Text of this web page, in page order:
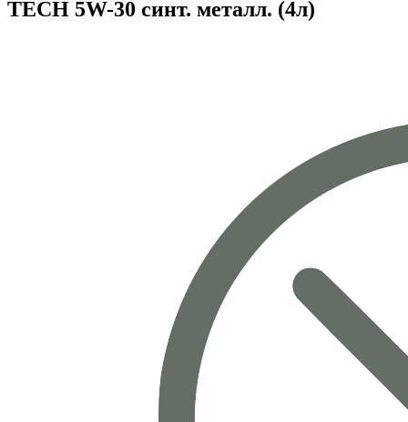
TECH 5W-30 синт. металл. (4л)